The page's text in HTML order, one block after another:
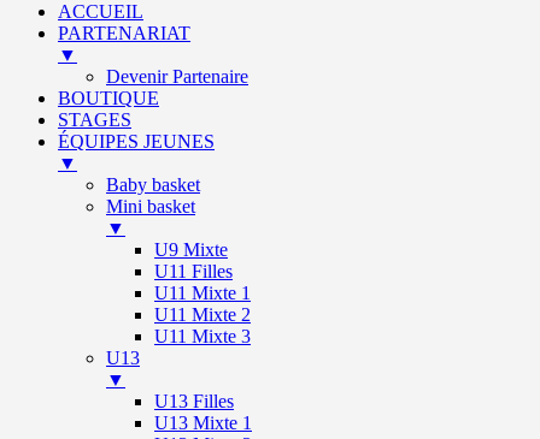
ACCUEIL
PARTENARIAT
▼
Devenir Partenaire
BOUTIQUE
STAGES
ÉQUIPES JEUNES
▼
Baby basket
Mini basket
▼
U9 Mixte
U11 Filles
U11 Mixte 1
U11 Mixte 2
U11 Mixte 3
U13
▼
U13 Filles
U13 Mixte 1